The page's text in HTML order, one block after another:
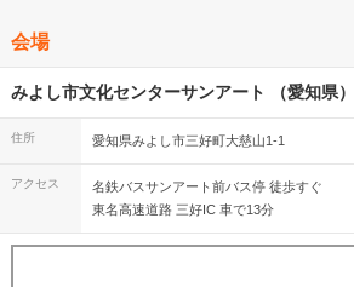
会場
みよし市文化センターサンアート （愛知県）
住所 愛知県みよし市三好町大慈山1-1
アクセス
名鉄バスサンアート前バス停 徒歩すぐ
東名高速道路 三好IC 車で13分